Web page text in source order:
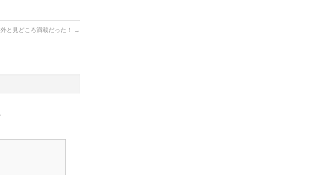
と見どころ満載だった！ →